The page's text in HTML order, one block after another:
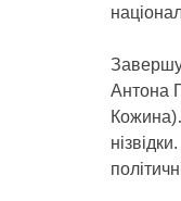
Антона